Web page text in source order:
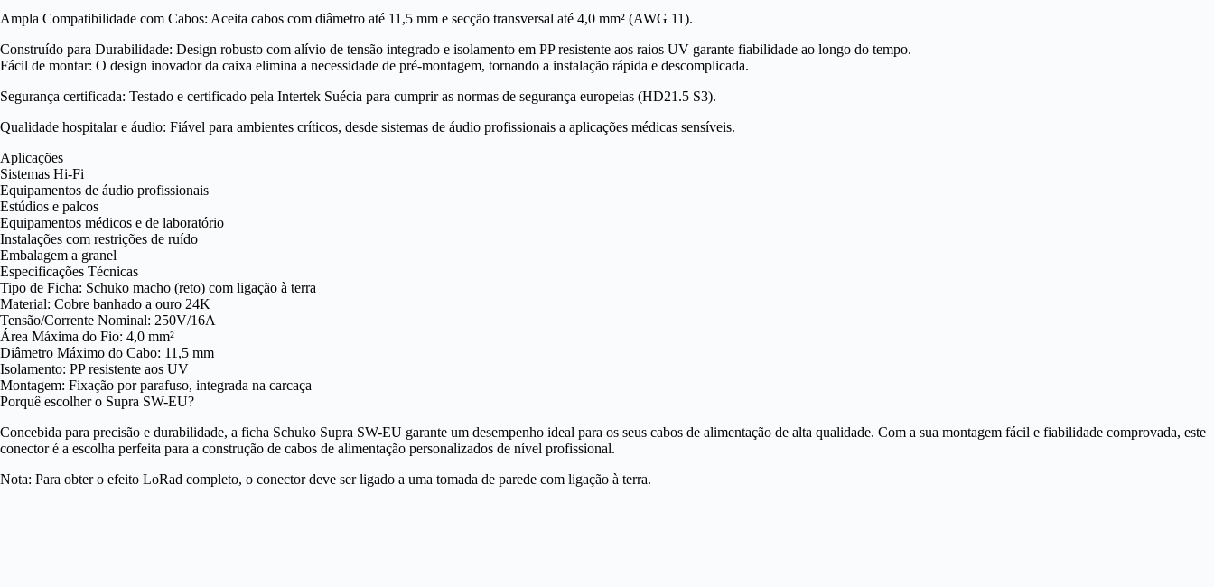
Ampla Compatibilidade com Cabos: Aceita cabos com diâmetro até 11,5 mm e secção transversal até 4,0 mm² (AWG 11).
Construído para Durabilidade: Design robusto com alívio de tensão integrado e isolamento em PP resistente aos raios UV garante fiabilidade ao longo do tempo.
Fácil de montar: O design inovador da caixa elimina a necessidade de pré-montagem, tornando a instalação rápida e descomplicada.
Segurança certificada: Testado e certificado pela Intertek Suécia para cumprir as normas de segurança europeias (HD21.5 S3).
Qualidade hospitalar e áudio: Fiável para ambientes críticos, desde sistemas de áudio profissionais a aplicações médicas sensíveis.
Aplicações
Sistemas Hi-Fi
Equipamentos de áudio profissionais
Estúdios e palcos
Equipamentos médicos e de laboratório
Instalações com restrições de ruído
Embalagem a granel
Especificações Técnicas
Tipo de Ficha: Schuko macho (reto) com ligação à terra
Material: Cobre banhado a ouro 24K
Tensão/Corrente Nominal: 250V/16A
Área Máxima do Fio: 4,0 mm²
Diâmetro Máximo do Cabo: 11,5 mm
Isolamento: PP resistente aos UV
Montagem: Fixação por parafuso, integrada na carcaça
Porquê escolher o Supra SW-EU?
Concebida para precisão e durabilidade, a ficha Schuko Supra SW-EU garante um desempenho ideal para os seus cabos de alimentação de alta qualidade. Com a sua montagem fácil e fiabilidade comprovada, este
conector é a escolha perfeita para a construção de cabos de alimentação personalizados de nível profissional.
Nota: Para obter o efeito LoRad completo, o conector deve ser ligado a uma tomada de parede com ligação à terra.